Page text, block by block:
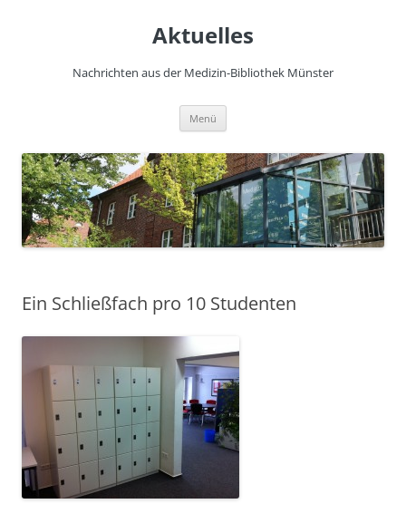
Aktuelles
Nachrichten aus der Medizin-Bibliothek Münster
Menü
Ein Schließfach pro 10 Studenten